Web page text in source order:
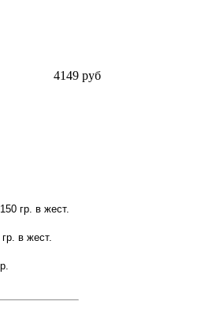
4149 руб
гр. в жест.
в жест.